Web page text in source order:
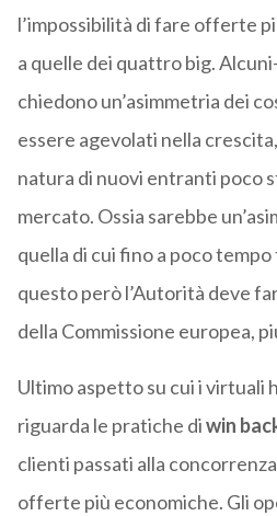
l’impossibilità di fare offerte
a quelle dei quattro big.
chiedono un’asimmetria dei
essere agevolati nella
natura di nuovi entranti poco
mercato. Ossia sarebbe
quella di cui fino a poco
questo però l’Autorità deve
della Commissione europea,
Ultimo aspetto su cui i virtuali
riguarda le pratiche diwin
clienti passati alla
offerte più economiche. Gli